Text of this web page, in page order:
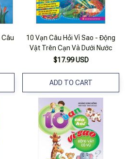
10 Vạn Câu Hỏi Vì Sao - Động
Vật Trên Cạn Và Dưới Nước
$17.99 USD
ADD TO CART